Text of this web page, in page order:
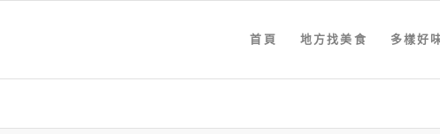
首頁 地方找美食 多樣好